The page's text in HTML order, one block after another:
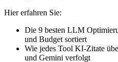
Hier erfahren Sie:
Die 9 besten LLM
und Budget sortiert
Wie jedes Tool KI-Zitate
und Gemini verfolgt